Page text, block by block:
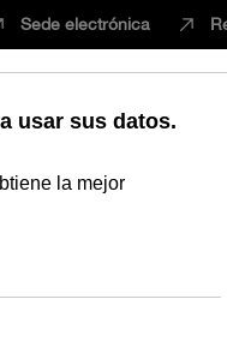
Sede electrónica
Vida universitaria
provisional de solicitudes
26.